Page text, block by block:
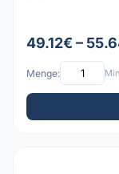
49.12€ –
Menge: